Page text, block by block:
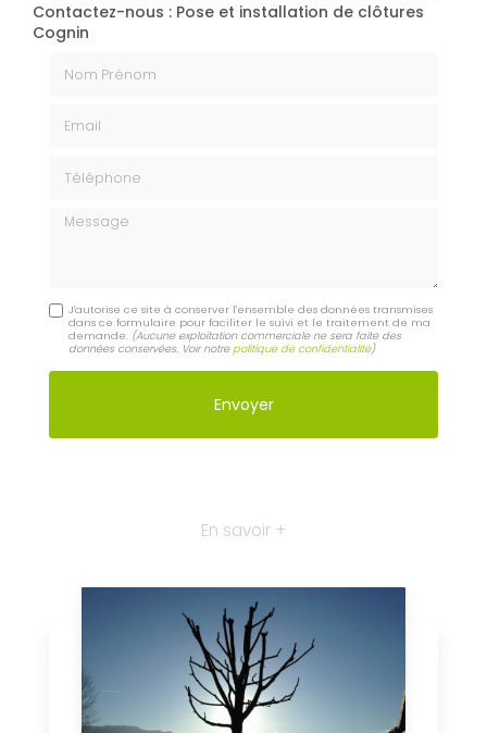
Contactez-nous : Pose et installation de clôtures
Cognin
Message
J'autorise ce site à conserver l'ensemble des données transmises
dans ce formulaire pour faciliter le suivi et le traitement de ma
demande. (Aucune exploitation commerciale ne sera faite des
données conservées. Voir notrepolitique de confidentialité)
En savoir +